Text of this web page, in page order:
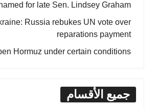
for late Sen. Lindsey Graham
Russia rebukes UN vote over
reparations payment
Hormuz under certain conditions
جميع الأقسام